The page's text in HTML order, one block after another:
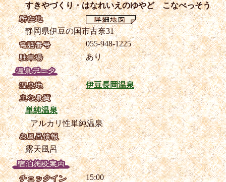
すきやづくり・はなれいえのゆやど こなべっそう
静岡県伊豆の国市古奈31
055-948-1225
あり
伊豆長岡温泉
単純温泉
アルカリ性単純温泉
露天風呂
15:00